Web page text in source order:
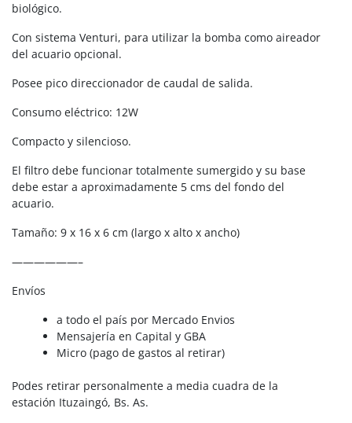
biológico.
Con sistema Venturi, para utilizar la bomba como aireador
del acuario opcional.
Posee pico direccionador de caudal de salida.
Consumo eléctrico: 12W
Compacto y silencioso.
El filtro debe funcionar totalmente sumergido y su base
debe estar a aproximadamente 5 cms del fondo del
acuario.
Tamaño: 9 x 16 x 6 cm (largo x alto x ancho)
——————–
Envíos
a todo el país por Mercado Envios
Mensajería en Capital y GBA
Micro (pago de gastos al retirar)
Podes retirar personalmente a media cuadra de la
estación Ituzaingó, Bs. As.